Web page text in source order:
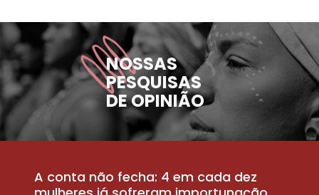
NOSSAS
PESQUISAS
DE OPINIÃO
A conta não fecha: 4 em cada dez